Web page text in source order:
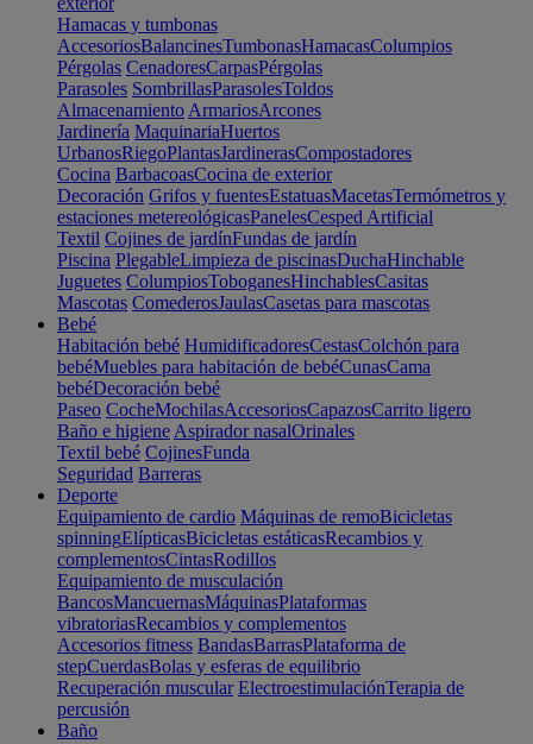
Hamacas y tumbonas
AccesoriosBalancinesTumbonasHamacasColumpios
Pérgolas CenadoresCarpasPérgolas
Parasoles SombrillasParasolesToldos
Almacenamiento ArmariosArcones
Jardinería MaquinariaHuertos
UrbanosRiegoPlantasJardinerasCompostadores
Cocina BarbacoasCocina de exterior
Decoración Grifos y fuentesEstatuasMacetasTermómetros y
estaciones metereológicasPanelesCesped Artificial
Textil Cojines de jardínFundas de jardín
Piscina PlegableLimpieza de piscinasDuchaHinchable
Juguetes ColumpiosToboganesHinchablesCasitas
Mascotas ComederosJaulasCasetas para mascotas
Bebé
Habitación bebé HumidificadoresCestasColchón para
bebéMuebles para habitación de bebéCunasCama
bebéDecoración bebé
Paseo CocheMochilasAccesoriosCapazosCarrito ligero
Baño e higiene Aspirador nasalOrinales
Textil bebé CojinesFunda
Seguridad Barreras
Deporte
Equipamiento de cardio Máquinas de remoBicicletas
spinningElípticasBicicletas estáticasRecambios y
complementosCintasRodillos
Equipamiento de musculación
BancosMancuernasMáquinasPlataformas
vibratoriasRecambios y complementos
Accesorios fitness BandasBarrasPlataforma de
stepCuerdasBolas y esferas de equilibrio
Recuperación muscular ElectroestimulaciónTerapia de
percusión
Baño